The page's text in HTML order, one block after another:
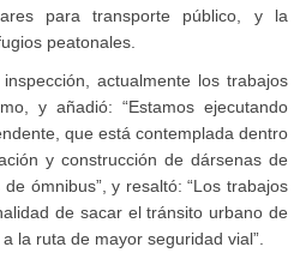
para transporte público, y la
peatonales.
actualmente los trabajos
y añadió: “Estamos ejecutando
que está contemplada dentro
y construcción de dársenas de
ómnibus”, y resaltó: “Los trabajos
de sacar el tránsito urbano de
la ruta de mayor seguridad vial”.